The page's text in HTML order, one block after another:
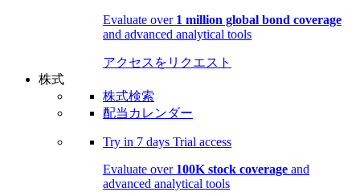
Evaluate over 1 million global bond coverage
and advanced analytical tools
アクセスをリクエスト
株式
株式検索
配当カレンダー
Try in 7 days Trial access
Evaluate over 100K stock coverage and
advanced analytical tools